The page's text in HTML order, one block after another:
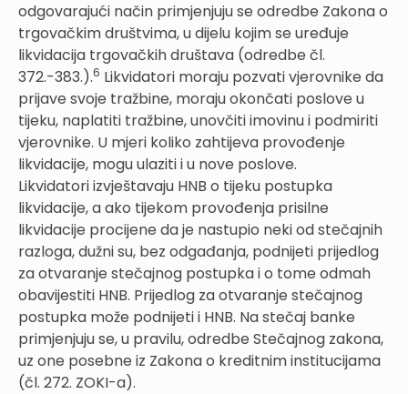
odgovarajući način primjenjuju se odredbe Zakona o
trgovačkim društvima, u dijelu kojim se uređuje
likvidacija trgovačkih društava (odredbe čl.
372.-383.).6 Likvidatori moraju pozvati vjerovnike da
prijave svoje tražbine, moraju okončati poslove u
tijeku, naplatiti tražbine, unovčiti imovinu i podmiriti
vjerovnike. U mjeri koliko zahtijeva provođenje
likvidacije, mogu ulaziti i u nove poslove.
Likvidatori izvještavaju HNB o tijeku postupka
likvidacije, a ako tijekom provođenja prisilne
likvidacije procijene da je nastupio neki od stečajnih
razloga, dužni su, bez odgađanja, podnijeti prijedlog
za otvaranje stečajnog postupka i o tome odmah
obavijestiti HNB. Prijedlog za otvaranje stečajnog
postupka može podnijeti i HNB. Na stečaj banke
primjenjuju se, u pravilu, odredbe Stečajnog zakona,
uz one posebne iz Zakona o kreditnim institucijama
(čl. 272. ZOKI-a).